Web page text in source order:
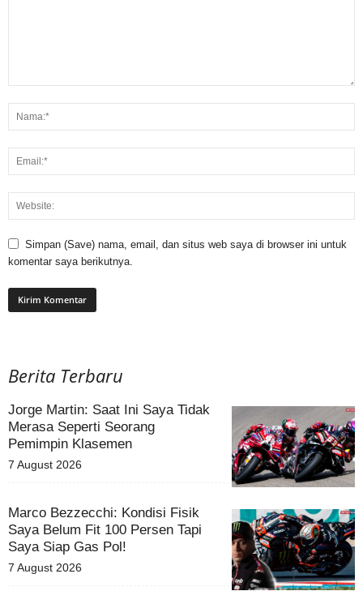
Simpan (Save) nama, email, dan situs web saya di browser ini untuk
komentar saya berikutnya.
Berita Terbaru
Jorge Martin: Saat Ini Saya Tidak
Merasa Seperti Seorang
Pemimpin Klasemen
7 August 2026
Marco Bezzecchi: Kondisi Fisik
Saya Belum Fit 100 Persen Tapi
Saya Siap Gas Pol!
7 August 2026